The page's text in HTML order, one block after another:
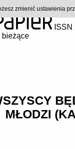
bieżące
MŁODZI
zmienić ustawienia